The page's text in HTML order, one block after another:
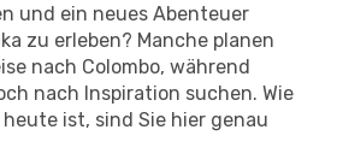
und ein neues Abenteuer
zu erleben? Manche planen
nach Colombo, während
nach Inspiration suchen. Wie
ist, sind Sie hier genau